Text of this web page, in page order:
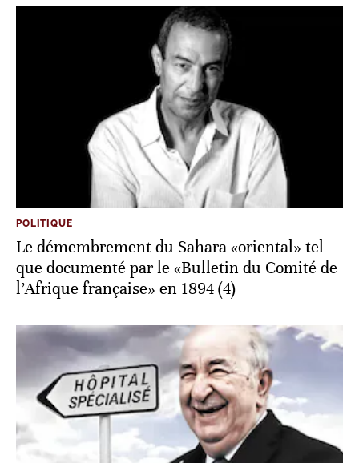
POLITIQUE
Le démembrement du Sahara «oriental» tel
que documenté par le «Bulletin du Comité de
l’Afrique française» en 1894 (4)